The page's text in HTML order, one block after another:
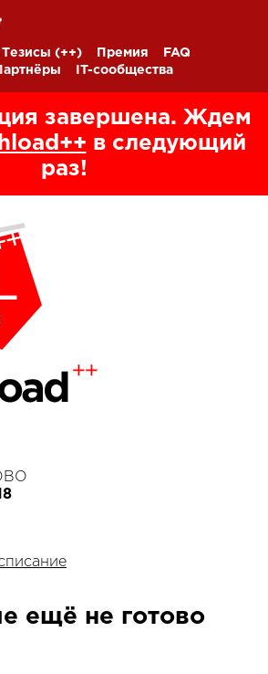
Тезисы (++) Премия
FAQ
IT-сообщества
завершена. Ждем
в следующий
раз!
ещё не готово